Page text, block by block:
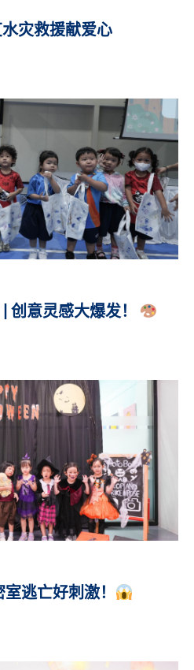
灾救援献爱心
创意灵感大爆发！
逃亡好刺激！